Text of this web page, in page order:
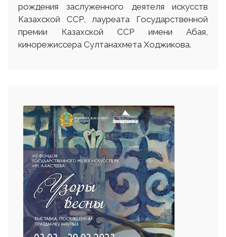
рождения заслуженного деятеля искусств
Казахской ССР, лауреата Государственной
премии Казахской ССР имени Абая,
кинорежиссера Султанахмета Ходжикова.